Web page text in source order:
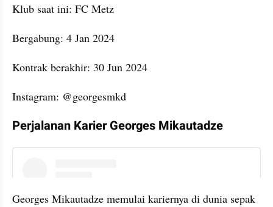
Klub saat ini: FC Metz
Bergabung: 4 Jan 2024
Kontrak berakhir: 30 Jun 2024
Instagram: @georgesmkd
Perjalanan Karier Georges Mikautadze
Georges Mikautadze memulai kariernya di dunia sepak